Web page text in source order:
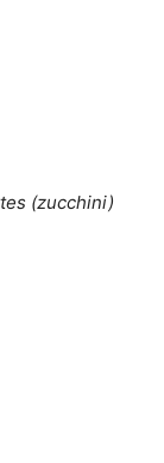
(zucchini)